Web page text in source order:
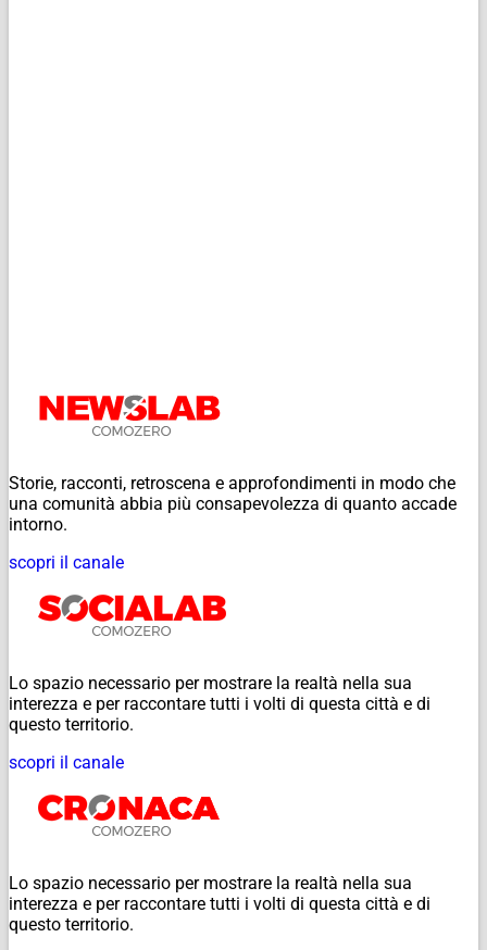
Storie, racconti, retroscena e approfondimenti in modo che
una comunità abbia più consapevolezza di quanto accade
intorno.
scopri il canale
Lo spazio necessario per mostrare la realtà nella sua
interezza e per raccontare tutti i volti di questa città e di
questo territorio.
scopri il canale
Lo spazio necessario per mostrare la realtà nella sua
interezza e per raccontare tutti i volti di questa città e di
questo territorio.